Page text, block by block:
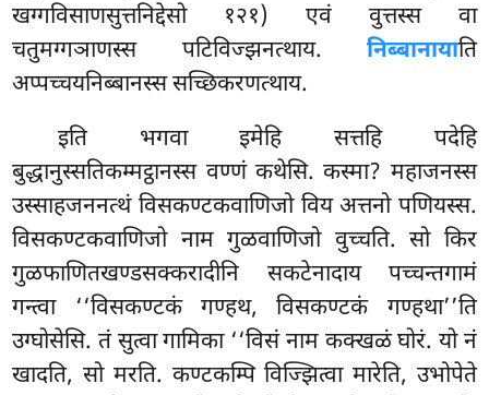
खग्गविसाणसुत्तनिद्देसो १२१) एवं वुत्तस्स वा
चतुमग्गञाणस्स पटिविज्झनत्थाय. निब्बानायाति
अप्पच्चयनिब्बानस्स सच्छिकरणत्थाय.
इति भगवा इमेहि सत्तहि पदेहि
बुद्धानुस्सतिकम्मट्ठानस्स वण्णं कथेसि. कस्मा? महाजनस्स
उस्साहजननत्थं विसकण्टकवाणिजो विय अत्तनो पणियस्स.
विसकण्टकवाणिजो नाम गुळवाणिजो वुच्चति. सो किर
गुळफाणितखण्डसक्करादीनि सकटेनादाय पच्चन्तगामं
गन्त्वा ‘‘विसकण्टकं गण्हथ, विसकण्टकं गण्हथा’’ति
उग्घोसेसि. तं सुत्वा गामिका ‘‘विसं नाम कक्खळं घोरं. यो नं
खादति, सो मरति. कण्टकम्पि विज्झित्वा मारेति, उभोपेते